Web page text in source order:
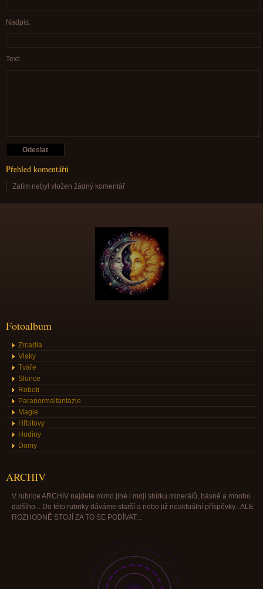
Nadpis:
Text:
Přehled komentářů
Zatím nebyl vložen žádný komentář
Fotoalbum
Zrcadla
Vlaky
Tváře
Slunce
Roboti
Paranormalfantazie
Magie
Hřbitovy
Hodiny
Domy
ARCHIV
V rubrice ARCHIV najdete mimo jiné i mojí sbírku minerálů, básně a mnoho
dalšího... Do této rubriky dáváme starší a nebo již neaktuální příspěvky...ALE
ROZHODNĚ STOJÍ ZA TO SE PODÍVAT...